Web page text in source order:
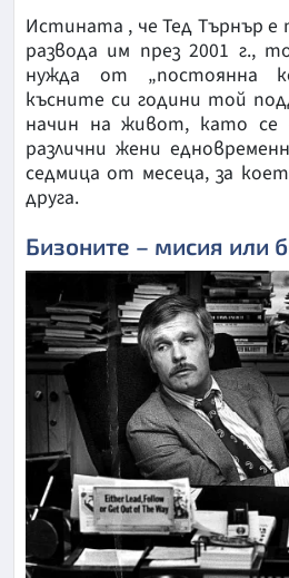
Истината , че Тед Търнър е
развода им през 2001 г.,
нужда от „постоянна
късните си години той
начин на живот, като
различни жени
седмица от месеца, за
друга.
Бизоните – мисия или